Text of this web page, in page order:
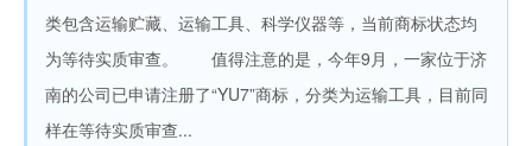
类包含运输贮藏、运输工具、科学仪器等，当前商标状态均
为等待实质审查。 值得注意的是，今年9月，一家位于济
南的公司已申请注册了“YU7”商标，分类为运输工具，目前同
样在等待实质审查...